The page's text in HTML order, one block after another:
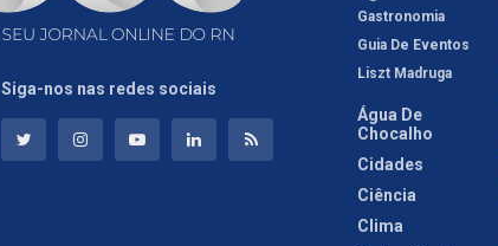
Siga-nos nas redes sociais
Gastronomia
Guia De Eventos
Liszt Madruga
Água De
Chocalho
Cidades
Ciência
Clima